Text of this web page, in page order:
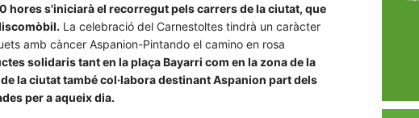
hores s'iniciarà el recorregut pels carrers de la ciutat, que
La celebració del Carnestoltes tindrà un caràcter
amb càncer Aspanion-Pintando el camino en rosa
solidaris tant en la plaça Bayarri com en la zona de la
la ciutat també col·labora destinant Aspanion part dels
per a aqueix dia.